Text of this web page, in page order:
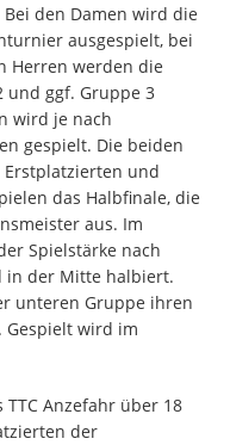
den Damen wird die
ausgespielt, bei
Herren werden die
und ggf. Gruppe 3
wird je nach
gespielt. Die beiden
und
das Halbfinale, die
aus. Im
Spielstärke nach
in der Mitte halbiert.
unteren Gruppe ihren
Gespielt wird im
Anzefahr über 18
der